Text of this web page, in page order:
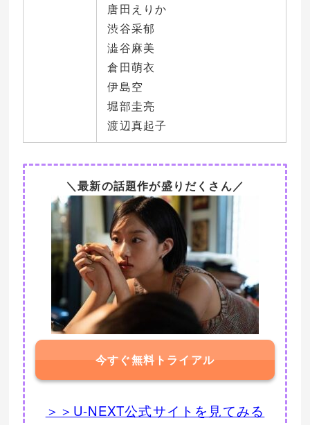
唐田えりか
渋谷采郁
澁谷麻美
倉田萌衣
伊島空
堀部圭亮
渡辺真起子
＼最新の話題作が盛りだくさん／
今すぐ無料トライアル
＞＞U-NEXT公式サイトを見てみる